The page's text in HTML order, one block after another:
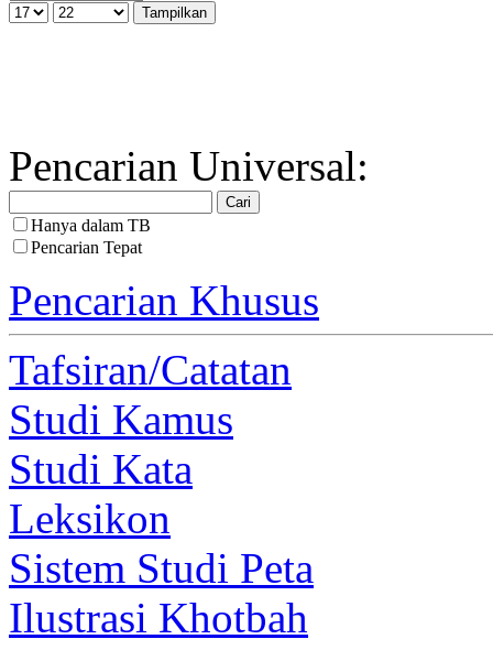
Pencarian Universal:
Hanya dalam TB
Pencarian Tepat
Pencarian Khusus
Tafsiran/Catatan
Studi Kamus
Studi Kata
Leksikon
Sistem Studi Peta
Ilustrasi Khotbah